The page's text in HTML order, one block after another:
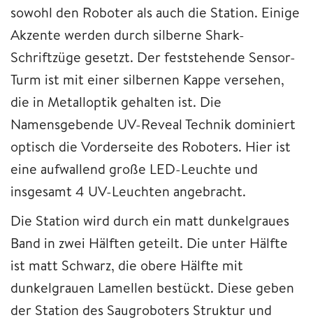
sowohl den Roboter als auch die Station. Einige
Akzente werden durch silberne Shark-
Schriftzüge gesetzt. Der feststehende Sensor-
Turm ist mit einer silbernen Kappe versehen,
die in Metalloptik gehalten ist. Die
Namensgebende UV-Reveal Technik dominiert
optisch die Vorderseite des Roboters. Hier ist
eine aufwallend große LED-Leuchte und
insgesamt 4 UV-Leuchten angebracht.
Die Station wird durch ein matt dunkelgraues
Band in zwei Hälften geteilt. Die unter Hälfte
ist matt Schwarz, die obere Hälfte mit
dunkelgrauen Lamellen bestückt. Diese geben
der Station des Saugroboters Struktur und